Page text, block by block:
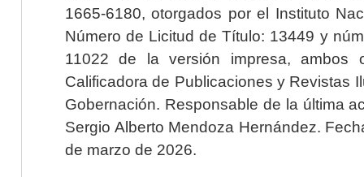
1665-6180, otorgados por el Instituto
Número de Licitud de Título: 13449 y
11022 de la versión impresa, ambos
Calificadora de Publicaciones y Revistas
Gobernación. Responsable de la última
Sergio Alberto Mendoza Hernández.
de marzo de 2026.